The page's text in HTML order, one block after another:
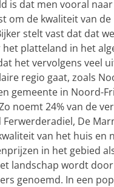
is dat men vooral
om de kwaliteit van de
stelt vast dat dat
platteland in het
het vervolgens veel
regio gaat, zoals
gemeente in Noord-
noemt 24% van de
De
van het huis en
in het gebied
landschap wordt door
genoemd. In een